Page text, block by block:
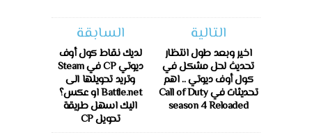
التالية
اخير وبعد طول انتظار
تحديث لحل مشكل في
كول أوف ديوتي .. اهم
تحديثات في Call of Duty
season 4 Reloaded
السابقة
لديك نقاط كول أوف
ديوتي CP في Steam
وتريد تحويلها الى
Battle.net او عكس؟
اليك اسهل طريقة
تحويل CP